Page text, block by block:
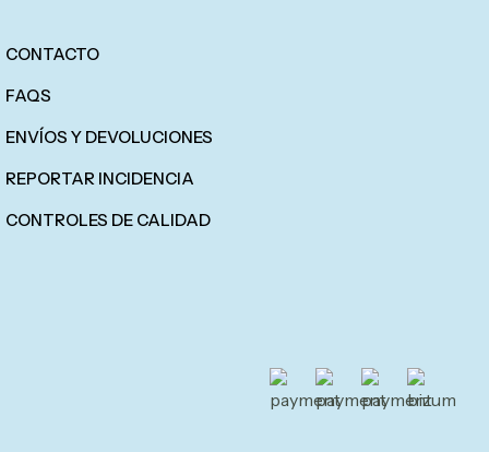
CONTACTO
FAQS
ENVÍOS Y DEVOLUCIONES
REPORTAR INCIDENCIA
CONTROLES DE CALIDAD